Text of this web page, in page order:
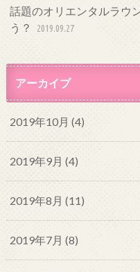
話題のオリエンタルラウ
う？
2019.09.27
アーカイブ
2019年10月 (4)
2019年9月 (4)
2019年8月 (11)
2019年7月 (8)